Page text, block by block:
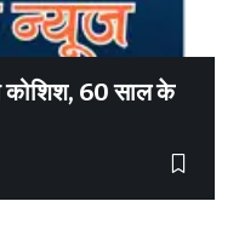
कोशिश, 60 साल के